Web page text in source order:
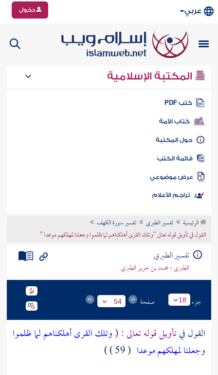
عربي دخول
المكتبة الإسلامية
كتب PDF
كتاب الأمة
المكتبة
الكتب
موضوعي
تراجم الأعلام
الرئيسية تفسير الطبري
تفسير سورة الكهف
القول في تأويل قوله تعالى "وتلك القرى أهلكناهم لما ظلموا وجعلنا لمهلكهم موعدا "
تفسير الطبري
الطبري - محمد بن جرير الطبري
جزء 18 صفحة 54
القول فيتأويل قوله تعالى : (وتلك القرى أهلكناهم لما ظلموا
وجعلنا لمهلكهم موعدا ( 59 ) )